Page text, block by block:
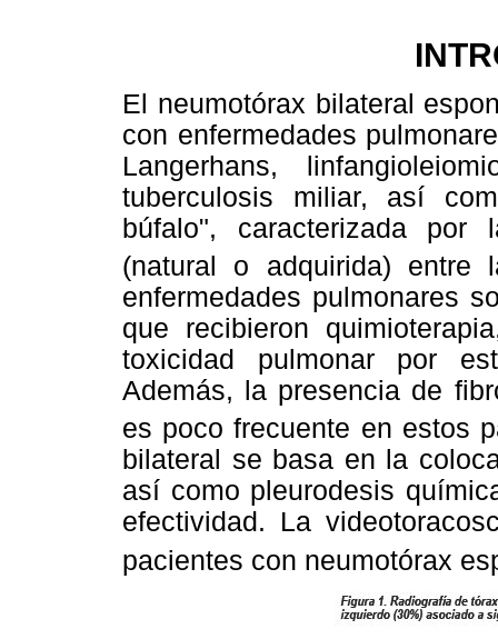
El neumotórax bilateral
con enfermedades
Langerhans,
tuberculosis miliar, así
búfalo", caracterizada por
(natural o adquirida) entre
enfermedades pulmonares
que recibieron
toxicidad pulmonar por
Además, la presencia de
es poco frecuente en estos
bilateral se basa en la
así como pleurodesis
efectividad. La
pacientes con neumotórax